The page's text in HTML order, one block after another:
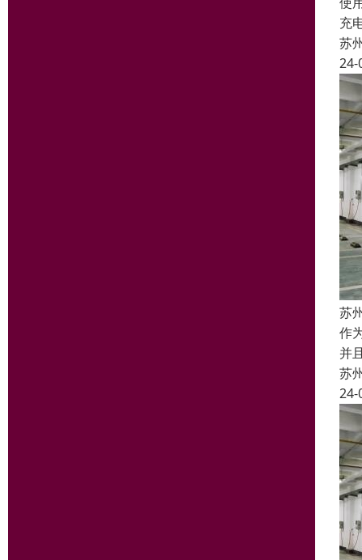
充
苏
24-
苏
作
并
苏
24-